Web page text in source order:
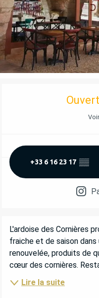
OUVERTURE
+33 6 16 23 17 ▒▒
DESCRIPTION
L'ardoise des Cornières
fraiche et de saison dans
renouvelée, produits de
cœur des cornières.
Lire la suite